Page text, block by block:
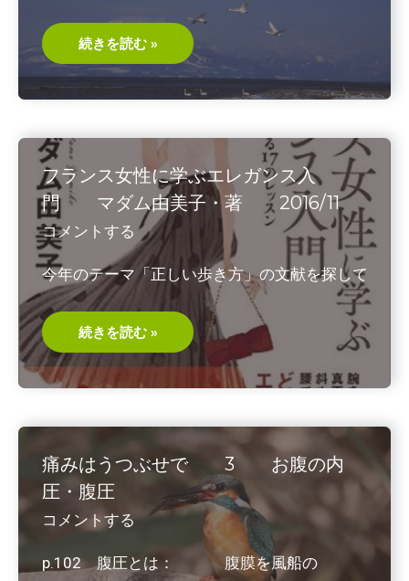
エ
レ
ガ
ス
2
線
と
続きを読む »
フランス女性に学ぶエレガンス入
門 マダム由美子・著 2016/11
コメントする
今年のテーマ「正しい歩き方」の文献を探して
フ
ラ
ン
ス
女
学
エ
レ
ガ
ン
入
門
ダ
続きを読む »
痛みはうつぶせで 3 お腹の内
圧・腹圧
コメントする
p.102 腹圧とは： 腹膜を風船の